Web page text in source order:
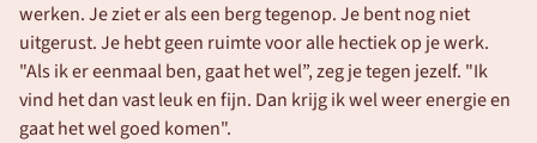
werken. Je ziet er als een berg tegenop. Je bent nog niet
uitgerust. Je hebt geen ruimte voor alle hectiek op je werk.
"Als ik er eenmaal ben, gaat het wel”, zeg je tegen jezelf. "Ik
vind het dan vast leuk en fijn. Dan krijg ik wel weer energie en
gaat het wel goed komen".